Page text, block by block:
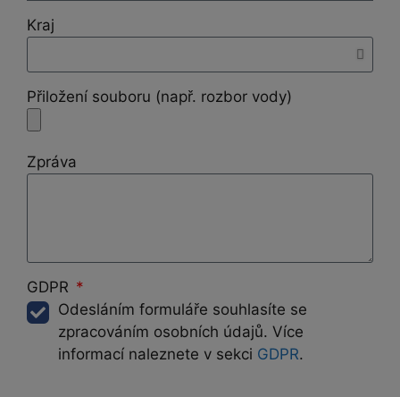
Kraj
Přiložení souboru (např. rozbor vody)
Zpráva
GDPR
Odesláním formuláře souhlasíte se
zpracováním osobních údajů. Více
informací naleznete v sekci GDPR.